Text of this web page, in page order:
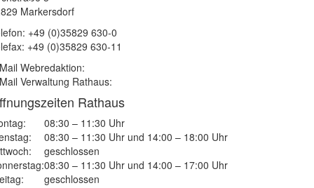
Markersdorf
+49 (0)35829 630-0
+49 (0)35829 630-11
Webredaktion:
Verwaltung Rathaus:
Rathaus
08:30 – 11:30 Uhr
08:30 – 11:30 Uhr und 14:00 – 18:00 Uhr
geschlossen
08:30 – 11:30 Uhr und 14:00 – 17:00 Uhr
geschlossen